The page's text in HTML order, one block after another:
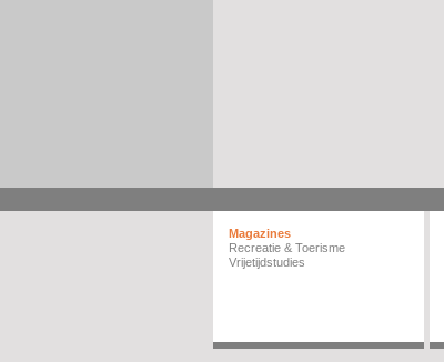
Magazines
Recreatie & Toerisme
Vrijetijdstudies